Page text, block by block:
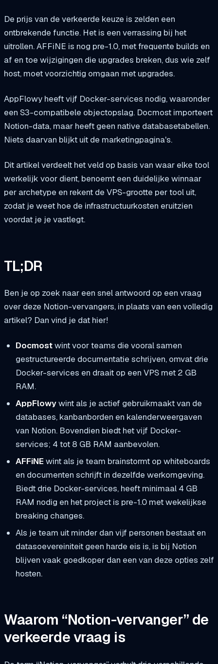
De prijs van de verkeerde keuze is zelden een
ontbrekende functie. Het is een verrassing bij het
uitrollen. AFFiNE is nog pre-1.0, met frequente builds en
af en toe wijzigingen die upgrades breken, dus wie zelf
host, moet voorzichtig omgaan met upgrades.
AppFlowy heeft vijf Docker-services nodig, waaronder
een S3-compatibele objectopslag. Docmost importeert
Notion-data, maar heeft geen native databasetabellen.
Niets daarvan blijkt uit de marketingpagina's.
Dit artikel verdeelt het veld op basis van waar elke tool
werkelijk voor dient, benoemt een duidelijke winnaar
per archetype en rekent de VPS-grootte per tool uit,
zodat je weet hoe de infrastructuurkosten eruitzien
voordat je je vastlegt.
TL;DR
Ben je op zoek naar een snel antwoord op een vraag
over deze Notion-vervangers, in plaats van een volledig
artikel? Dan vind je dat hier!
Docmostwint voor teams die vooral samen
gestructureerde documentatie schrijven, omvat drie
Docker-services en draait op een VPS met 2 GB
RAM.
AppFlowywint als je actief gebruikmaakt van de
databases, kanbanborden en kalenderweergaven
van Notion. Bovendien biedt het vijf Docker-
services; 4 tot 8 GB RAM aanbevolen.
AFFiNE wint als je team brainstormt op whiteboards
en documenten schrijft in dezelfde werkomgeving.
Biedt drie Docker-services, heeft minimaal 4 GB
RAM nodig en het project is pre-1.0 met wekelijkse
breaking changes.
Als je team uit minder dan vijf personen bestaat en
datasoevereiniteit geen harde eis is, is bij Notion
blijven vaak goedkoper dan een van deze opties zelf
hosten.
Waarom “Notion-vervanger” de
verkeerde vraag is